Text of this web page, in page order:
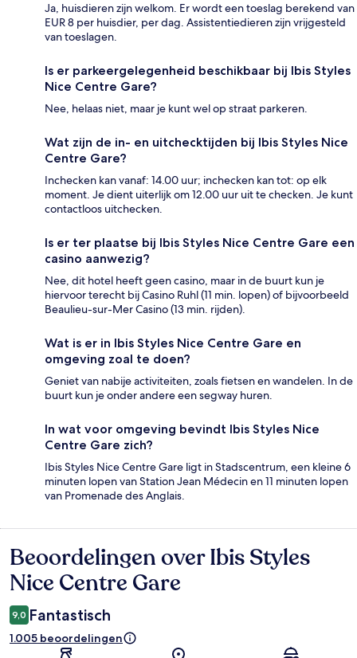
Ja, huisdieren zijn welkom. Er wordt een toeslag berekend van
EUR 8 per huisdier, per dag. Assistentiedieren zijn vrijgesteld
van toeslagen.
Is er parkeergelegenheid beschikbaar bij Ibis Styles
Nice Centre Gare?
Nee, helaas niet, maar je kunt wel op straat parkeren.
Wat zijn de in- en uitchecktijden bij Ibis Styles Nice
Centre Gare?
Inchecken kan vanaf: 14.00 uur; inchecken kan tot: op elk
moment. Je dient uiterlijk om 12.00 uur uit te checken. Je kunt
contactloos uitchecken.
Is er ter plaatse bij Ibis Styles Nice Centre Gare een
casino aanwezig?
Nee, dit hotel heeft geen casino, maar in de buurt kun je
hiervoor terecht bij Casino Ruhl (11 min. lopen) of bijvoorbeeld
Beaulieu-sur-Mer Casino (13 min. rijden).
Wat is er in Ibis Styles Nice Centre Gare en
omgeving zoal te doen?
Geniet van nabije activiteiten, zoals fietsen en wandelen. In de
buurt kun je onder andere een segway huren.
In wat voor omgeving bevindt Ibis Styles Nice
Centre Gare zich?
Ibis Styles Nice Centre Gare ligt in Stadscentrum, een kleine 6
minuten lopen van Station Jean Médecin en 11 minuten lopen
van Promenade des Anglais.
Beoordelingen
Beoordelingen over Ibis Styles
Nice Centre Gare
9,0 Fantastisch
1.005 beoordelingen